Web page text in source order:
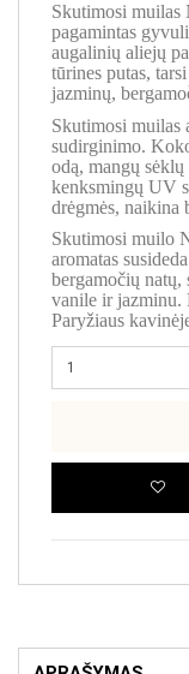
Skutimosi
pagamintas
augalinių aliejų
tūrines putas,
jazminų,
Skutimosi muilas
sudirginimo.
odą, mangų
kenksmingų UV
drėgmės, naikina
Skutimosi muilo
aromatas
bergamočių
vanile ir jazminu.
Paryžiaus